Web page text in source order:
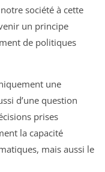
société à cette
un principe
de politiques
une
d’une question
prises
la capacité
mais aussi le